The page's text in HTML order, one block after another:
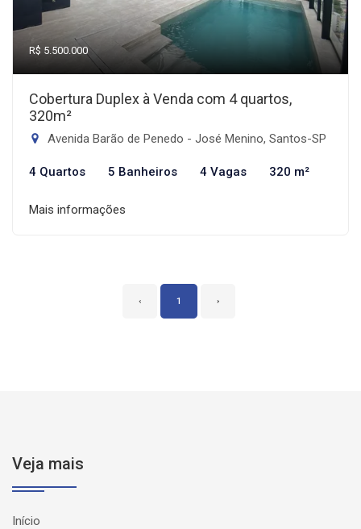
R$ 5.500.000
Cobertura Duplex à Venda com 4 quartos,
320m²
Avenida Barão de Penedo - José Menino, Santos-SP
4 Quartos 5 Banheiros 4 Vagas 320 m²
Mais informações
‹ 1 ›
Veja mais
Início